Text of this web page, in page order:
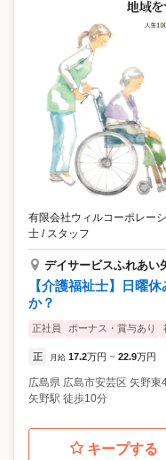
有限会社ウィルコーポレー
士 / スタッフ
デイサービスふれあい
【介護福祉士】日曜
か？
正社員 ボーナス・賞与あり
正 月給 17.2万円 ~ 22.9万円
広島県 広島市安芸区 矢野東
矢野駅 徒歩10分
キープする